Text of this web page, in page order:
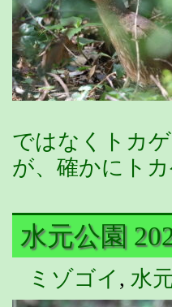
ではなくトカ
が、確かにト
水元公園
ミゾゴイ , 水